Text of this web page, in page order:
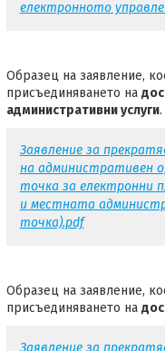
електронното
Образец на заявление,
присъединяването на
административни услуги.
Заявление за
на административен
точка за електронни
и местната
точка).pdf
Образец на заявление,
присъединяването на
Заявление за